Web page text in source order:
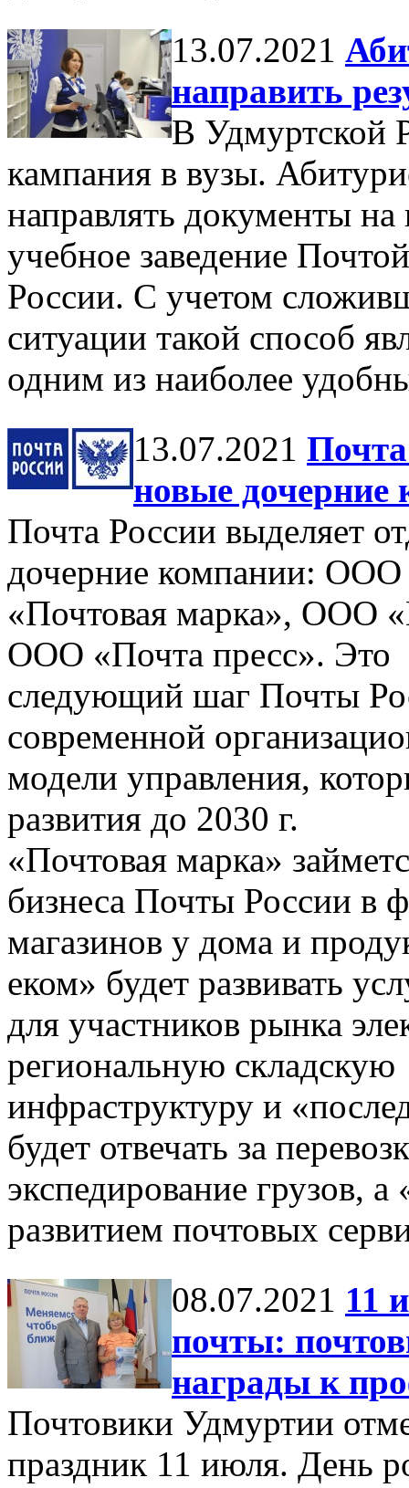
13.07.2021
направить
В Удмуртской
кампания в вузы.
направлять документы
учебное заведение Почтой
России. С учетом
ситуации такой способ
одним из наиболее
13.07.2021 Почта
новые дочерние
Почта России выделяет
дочерние компании: ООО
«Почтовая марка», ООО
ООО «Почта пресс». Это
следующий шаг Почты
современной
модели управления,
развития до 2030 г.
«Почтовая марка»
бизнеса Почты России в
магазинов у дома и
еком» будет развивать
для участников рынка
региональную складскую
инфраструктуру и
будет отвечать за
экспедирование грузов,
развитием почтовых
08.07.2021 11
почты:
награды к
Почтовики Удмуртии
праздник 11 июля. День